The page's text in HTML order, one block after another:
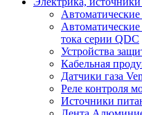
тока серии QDC
Устройства
Кабельная
Датчики газа
Реле контроля
Источники